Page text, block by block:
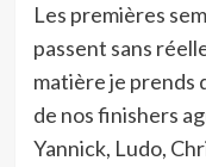
Les premières
passent sans
matière je prends
de nos finishers
Yannick, Ludo,